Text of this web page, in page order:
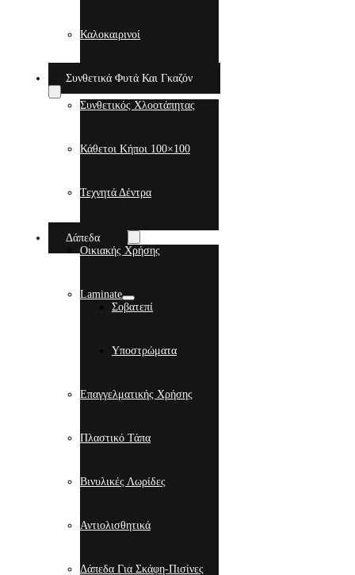
Καλοκαιρινοί
Συνθετικά Φυτά Και Γκαζόν
Συνθετικός Χλοοτάπητας
Κάθετοι Κήποι 100×100
Τεχνητά Δέντρα
Δάπεδα
Οικιακής Χρήσης
Laminate
Σοβατεπί
Υποστρώματα
Επαγγελματικής Χρήσης
Πλαστικό Τάπα
Βινυλικές Λωρίδες
Αντιολισθητικά
Δάπεδα Για Σκάφη-Πισίνες